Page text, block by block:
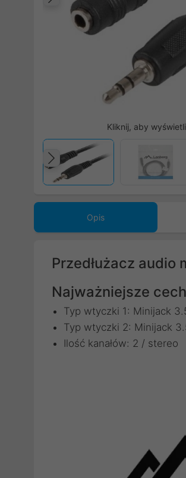
Poprzedni
Kliknij, aby
Poprzedni
Opis
Przedłużacz audio
Najważniejsze
Typ wtyczki 1: Minijack
Typ wtyczki 2: Minijack
Ilość kanałów: 2 / stereo